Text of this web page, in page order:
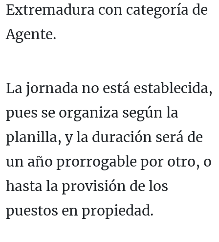
Extremadura con categoría de
Agente.
La jornada no está establecida,
pues se organiza según la
planilla, y la duración será de
un año prorrogable por otro, o
hasta la provisión de los
puestos en propiedad.